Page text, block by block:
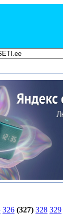
326 (327) 328 329